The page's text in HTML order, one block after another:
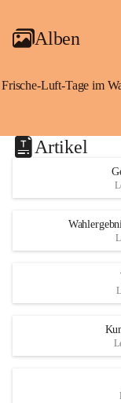
Alben
Frische-Luft-Tage im
Artikel